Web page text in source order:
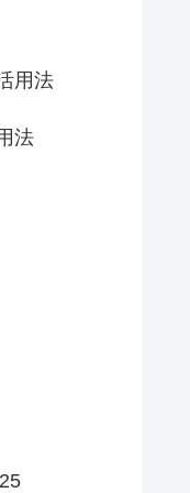
用法
法